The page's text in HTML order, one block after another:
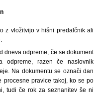
z vložitvijo v hišni predalčnik ali
dneva odpreme, če se dokument
razen če naslovnik
Na dokumentu se označi dan
procesne pravice takoj, ko se po
tudi če rok za seznanitev še ni